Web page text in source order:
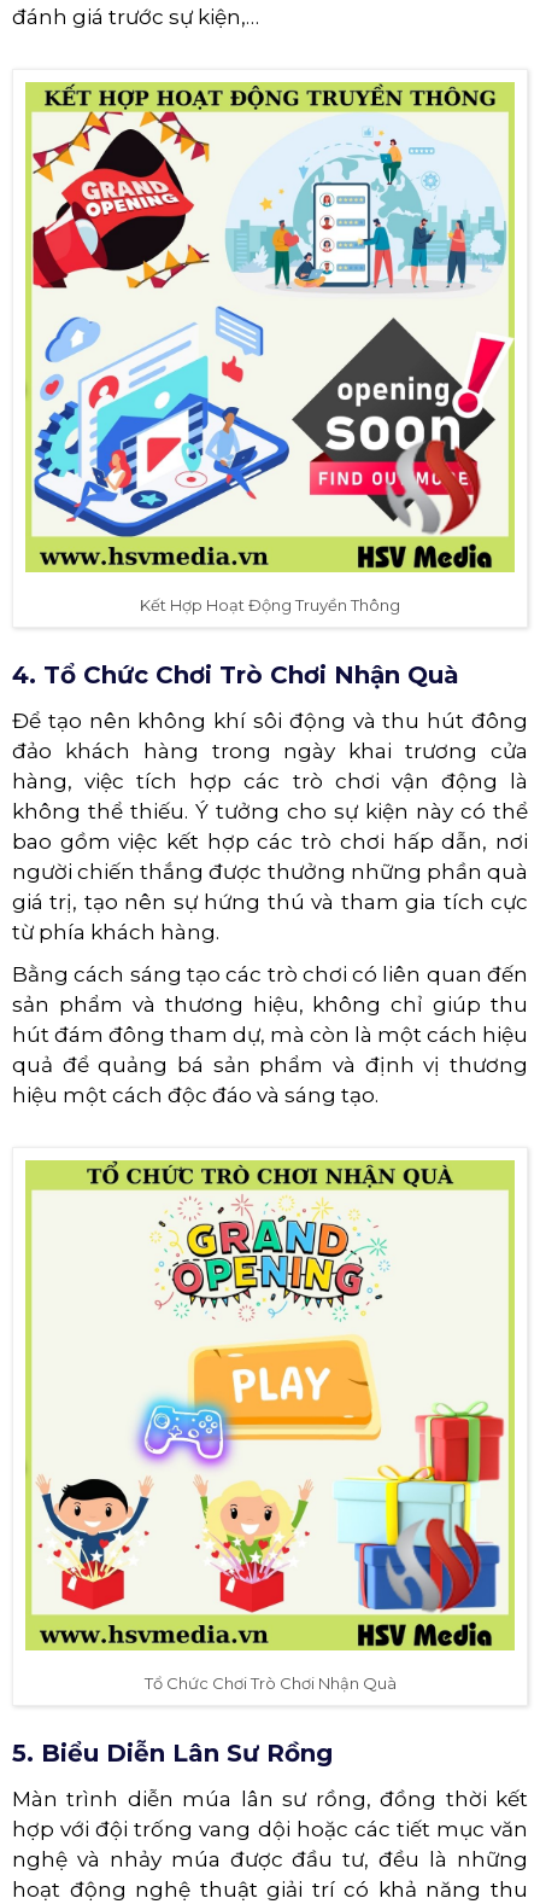
đánh giá trước sự kiện,…
Kết Hợp Hoạt Động Truyền Thông
4. Tổ Chức Chơi Trò Chơi Nhận Quà
Để tạo nên không khí sôi động và thu hút đông
đảo khách hàng trong ngày khai trương cửa
hàng, việc tích hợp các trò chơi vận động là
không thể thiếu. Ý tưởng cho sự kiện này có thể
bao gồm việc kết hợp các trò chơi hấp dẫn, nơi
người chiến thắng được thưởng những phần quà
giá trị, tạo nên sự hứng thú và tham gia tích cực
từ phía khách hàng.
Bằng cách sáng tạo các trò chơi có liên quan đến
sản phẩm và thương hiệu, không chỉ giúp thu
hút đám đông tham dự, mà còn là một cách hiệu
quả để quảng bá sản phẩm và định vị thương
hiệu một cách độc đáo và sáng tạo.
Tổ Chức Chơi Trò Chơi Nhận Quà
5. Biểu Diễn Lân Sư Rồng
Màn trình diễn múa lân sư rồng, đồng thời kết
hợp với đội trống vang dội hoặc các tiết mục văn
nghệ và nhảy múa được đầu tư, đều là những
hoạt động nghệ thuật giải trí có khả năng thu